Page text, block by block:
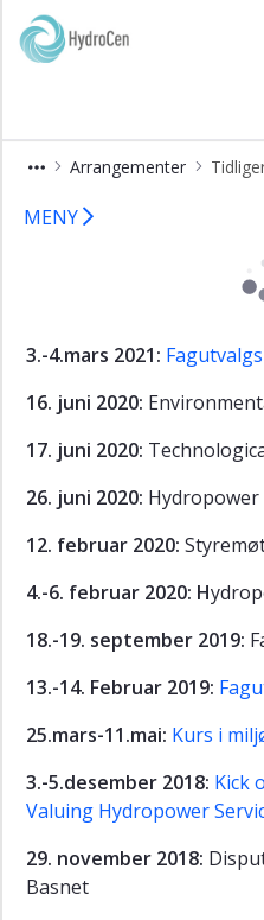
Arrangementer
Tidligere
×
HydroCen
Organisering
Styret
2024
Fagutvalgsmøter
2023
Fagutvalgsmøter
2021
Forskersamling
arrangementer
HydroCen
Klimaseminar
2022
Målsetting
MENY
3.-4.mars 2021:
16. juni 2020:
17. juni 2020:
26. juni 2020:
12. februar 2020:
4.-6. februar 2020: H
18.-19. september 2019:
13.-14. Februar 2019:
25.mars-11.mai: Kurs i
3.-5.desember 2018: Kick
Valuing Hydropower
29. november 2018:
Basnet